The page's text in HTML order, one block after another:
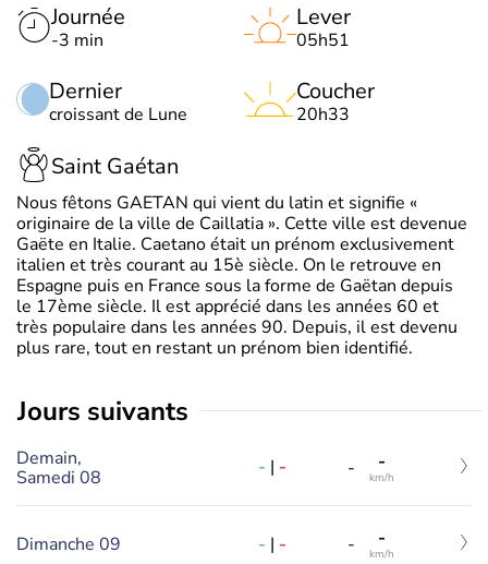
Journée
-3 min
Dernier
croissant de Lune
Lever
05h51
Coucher
20h33
Saint Gaétan
Nous fêtons GAETAN qui vient du latin et signifie «
originaire de la ville de Caillatia ». Cette ville est devenue
Gaëte en Italie. Caetano était un prénom exclusivement
italien et très courant au 15è siècle. On le retrouve en
Espagne puis en France sous la forme de Gaëtan depuis
le 17ème siècle. Il est apprécié dans les années 60 et
très populaire dans les années 90. Depuis, il est devenu
plus rare, tout en restant un prénom bien identifié.
jours suivants
Demain,
Samedi 08
- | - - -
km/h
Dimanche 09 - | - - -
km/h